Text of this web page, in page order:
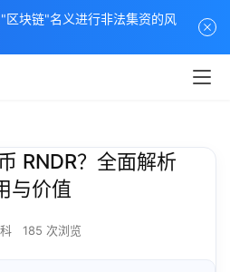
RNDR？全面解析
与价值
185 次浏览
块链"名义进行非法集资的风